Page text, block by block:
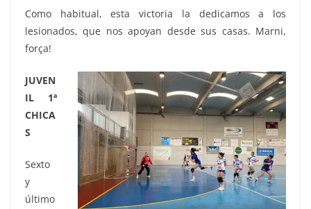
Como habitual, esta victoria la dedicamos a los
lesionados, que nos apoyan desde sus casas. Marni,
força!
JUVEN
IL 1ª
CHICA
S
Sexto
y
último